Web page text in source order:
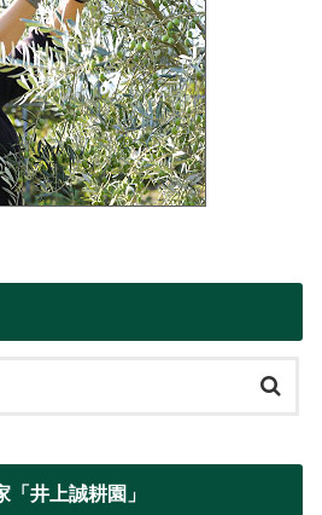
井上誠耕園」